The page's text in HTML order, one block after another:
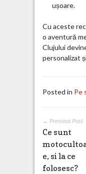
ușoare.
Cu aceste
o aventură
Clujului
personalizat
Posted in Pe
← Previous Post
Ce sunt
e, si la ce
folosesc?